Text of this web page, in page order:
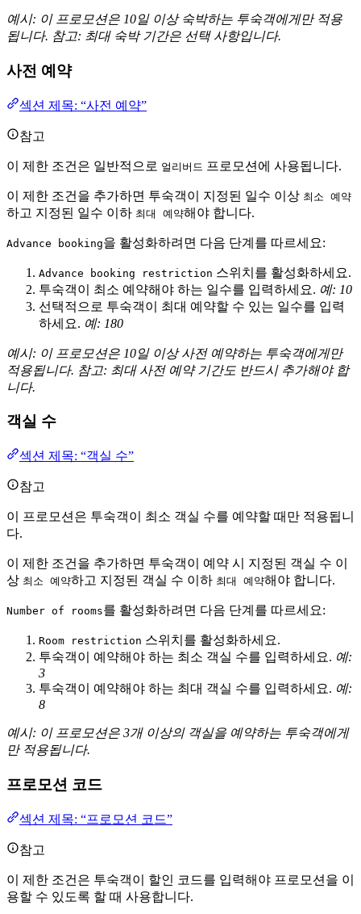
예시: 이 프로모션은 10일 이상 숙박하는 투숙객에게만 적용
됩니다. 참고: 최대 숙박 기간은 선택 사항입니다.
사전 예약
섹션 제목: “사전 예약”
참고
이 제한 조건은 일반적으로 얼리버드 프로모션에 사용됩니다.
이 제한 조건을 추가하면 투숙객이 지정된 일수 이상 최소 예약
하고 지정된 일수 이하 최대 예약해야 합니다.
Advance booking을 활성화하려면 다음 단계를 따르세요:
Advance booking restriction 스위치를 활성화하세요.
투숙객이 최소 예약해야 하는 일수를 입력하세요. 예: 10
선택적으로 투숙객이 최대 예약할 수 있는 일수를 입력
하세요. 예: 180
예시: 이 프로모션은 10일 이상 사전 예약하는 투숙객에게만
적용됩니다. 참고: 최대 사전 예약 기간도 반드시 추가해야 합
니다.
객실 수
섹션 제목: “객실 수”
참고
이 프로모션은 투숙객이 최소 객실 수를 예약할 때만 적용됩니
다.
이 제한 조건을 추가하면 투숙객이 예약 시 지정된 객실 수 이
상 최소 예약하고 지정된 객실 수 이하 최대 예약해야 합니다.
Number of rooms를 활성화하려면 다음 단계를 따르세요:
Room restriction 스위치를 활성화하세요.
투숙객이 예약해야 하는 최소 객실 수를 입력하세요. 예:
3
투숙객이 예약해야 하는 최대 객실 수를 입력하세요. 예:
8
예시: 이 프로모션은 3개 이상의 객실을 예약하는 투숙객에게
만 적용됩니다.
프로모션 코드
섹션 제목: “프로모션 코드”
참고
이 제한 조건은 투숙객이 할인 코드를 입력해야 프로모션을 이
용할 수 있도록 할 때 사용합니다.